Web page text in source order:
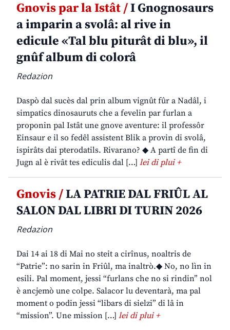
Gnovis par la Istât /I Gnognosaurs
a imparin a svolâ: al rive in
edicule «Tal blu piturât di blu», il
gnûf album di colorâ
Redazion
Daspò dal sucès dal prin album vignût fûr a Nadâl, i
simpatics dinosauruts che a fevelin par furlan a
proponin pal Istât une gnove aventure: il professôr
Einsaur e il so fedêl assistent Blik a provin di svolâ,
ispirâts dai pterodatils. Rivarano? ◆ A partî de fin di
Jugn al è rivât tes ediculis dal […] lei di plui +
Gnovis /LA PATRIE DAL FRIÛL AL
SALON DAL LIBRI DI TURIN 2026
Redazion
Dai 14 ai 18 di Mai no steit a cirînus, noaltris de
“Patrie”: no sarin in Friûl, ma inaltrò.◆ No, no lìn in
esili. Pal moment, jessi “furlans che no si rindin” nol
è ancjemò une colpe. Salacor lu deventarà, ma pal
moment o podin jessi “libars di sielzi” di lâ in
“mission”. Une mission […] lei di plui +